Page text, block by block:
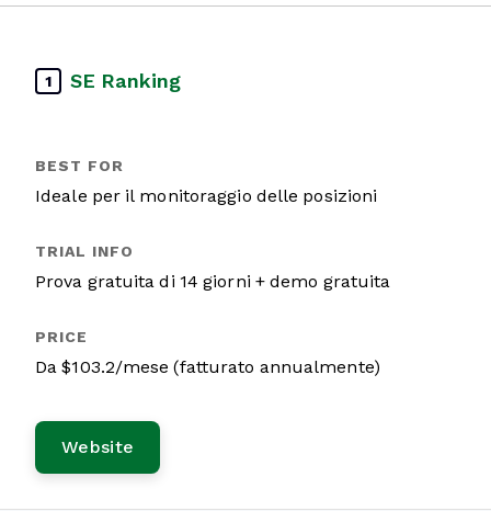
1 SE Ranking
Ideale per il monitoraggio delle posizioni
Prova gratuita di 14 giorni + demo gratuita
Da $103.2/mese (fatturato annualmente)
Website